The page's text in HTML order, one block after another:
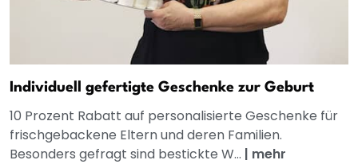
Individuell gefertigte Geschenke zur Geburt
10 Prozent Rabatt auf personalisierte Geschenke für
frischgebackene Eltern und deren Familien.
Besonders gefragt sind bestickte W... | mehr